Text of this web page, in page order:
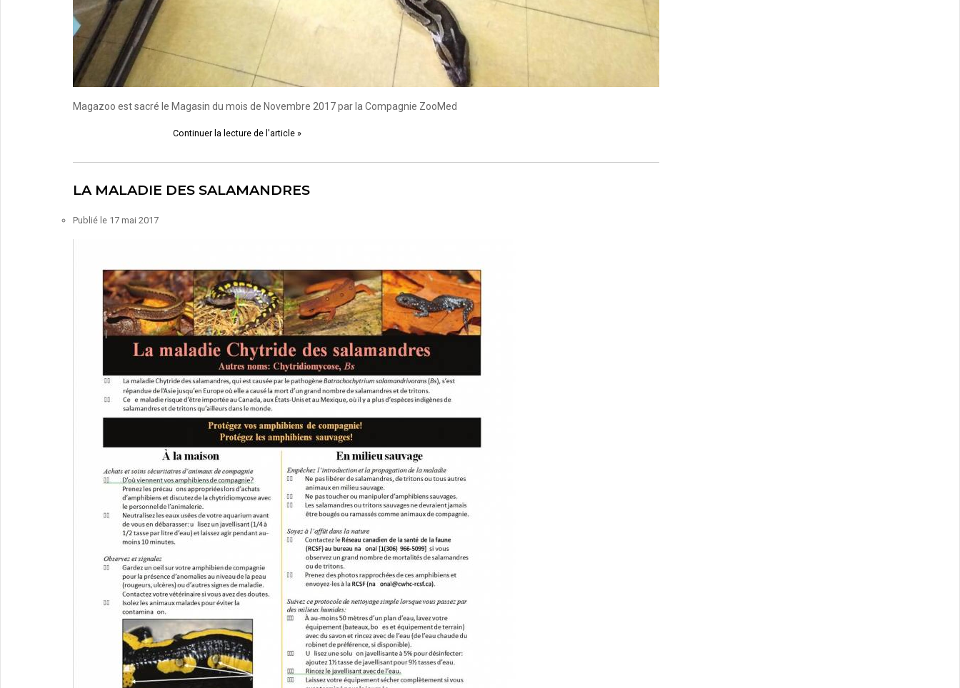
Magazoo est sacré le Magasin du mois de Novembre 2017 par la Compagnie ZooMed
Continuer la lecture de l'article »
LA MALADIE DES SALAMANDRES
Publié le 17 mai 2017